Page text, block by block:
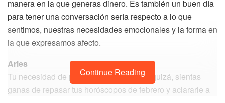
manera en la que generas dinero. Es también un buen día
para tener una conversación sería respecto a lo que
sentimos, nuestras necesidades emocionales y la forma en
la que expresamos afecto.
Aries
Tu necesidad de pertenencia es fuerte y quizá, sientas
ganas de repasar tus horóscopos de febrero y aclararle a
Continue Reading